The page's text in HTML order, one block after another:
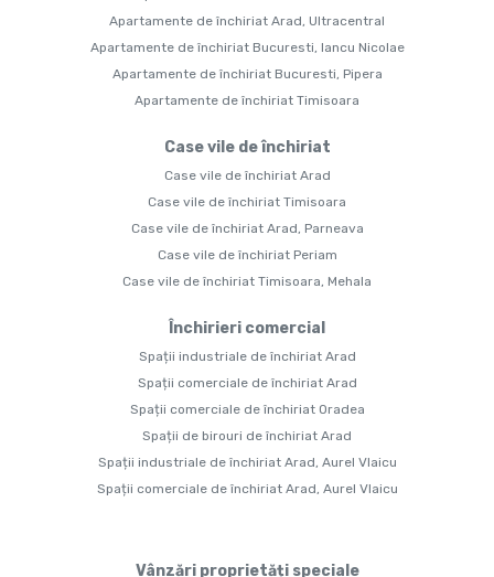
Apartamente de închiriat Arad, Ultracentral
Apartamente de închiriat Bucuresti, Iancu Nicolae
Apartamente de închiriat Bucuresti, Pipera
Apartamente de închiriat Timisoara
Case vile de închiriat
Case vile de închiriat Arad
Case vile de închiriat Timisoara
Case vile de închiriat Arad, Parneava
Case vile de închiriat Periam
Case vile de închiriat Timisoara, Mehala
Închirieri comercial
Spații industriale de închiriat Arad
Spații comerciale de închiriat Arad
Spații comerciale de închiriat Oradea
Spații de birouri de închiriat Arad
Spații industriale de închiriat Arad, Aurel Vlaicu
Spații comerciale de închiriat Arad, Aurel Vlaicu
Vânzări proprietăți speciale